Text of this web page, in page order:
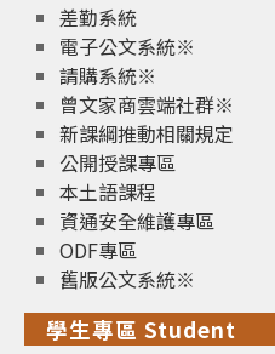
差勤系統
電子公文系統※
請購系統※
曾文家商雲端社群※
新課綱推動相關規定
公開授課專區
本土語課程
資通安全維護專區
ODF專區
舊版公文系統※
學生專區 Student